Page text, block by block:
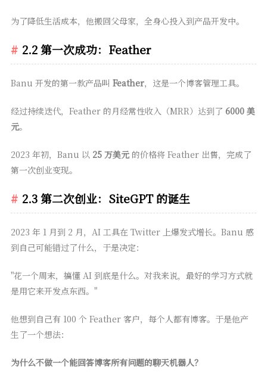
为了降低生活成本，他搬回父母家，全身心投入到产品开发中。
2.2 第一次成功：Feather
Banu 开发的第一款产品叫 Feather，这是一个博客管理工具。
经过持续迭代，Feather 的月经常性收入（MRR）达到了 6000 美
元。
2023 年初，Banu 以 25 万美元的价格将 Feather 出售，完成了
第一次创业变现。
2.3 第二次创业：SiteGPT 的诞生
2023 年 1 月到 2 月，AI 工具在 Twitter 上爆发式增长。Banu 感
到自己可能错过了什么，于是决定：
"花一个周末，搞懂 AI 到底是什么。对我来说，最好的学习方式就
是用它来开发点东西。"
他想到自己有 100 个 Feather 客户，每个人都有博客。于是他产
生了一个想法：
为什么不做一个能回答博客所有问题的聊天机器人？